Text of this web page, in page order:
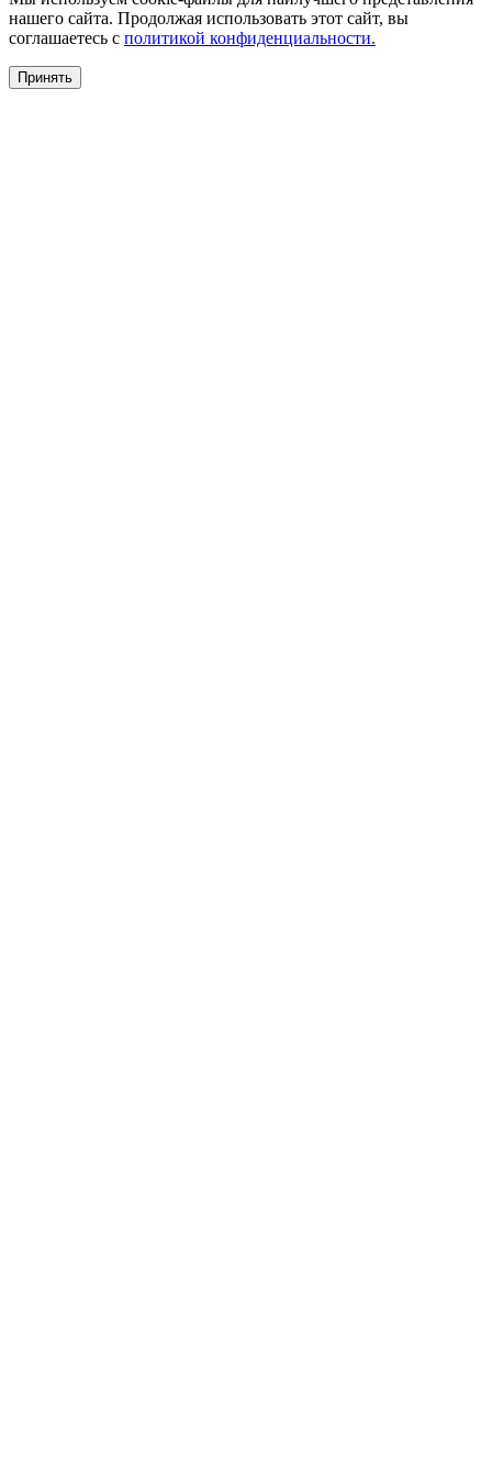
нашего сайта. Продолжая использовать этот сайт, вы
соглашаетесь c политикой конфиденциальности.
Принять